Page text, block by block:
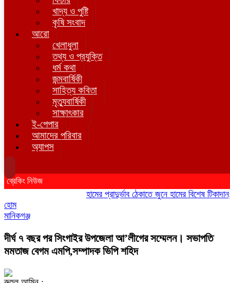
খাদ্য ও পুষ্টি
কৃষি সংবাদ
আরো
খেলাধুলা
তথ্য ও প্রযুক্তি
ধর্ম কথা
জন্মবার্ষিকী
সাহিত্য কবিতা
মৃত্যুবার্ষিকী
সাক্ষাৎকার
ই-পেপার
আমাদের পরিবার
অ্যাপস
ব্রেকিং নিউজ
হামের প্রাদুর্ভাব ঠেকাতে জুনে হামের বিশেষ টিকাদান;
হোম
মানিকগঞ্জ
দীর্ঘ ৭ বছর পর সিংগাইর উপজেলা আ’লীগের সম্মেলন। সভাপতি
মমতাজ বেগম এমপি,সম্পাদক ভিপি শহিদ